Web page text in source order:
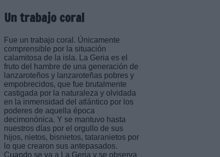
Un trabajo coral
Fue un trabajo coral. Únicamente
comprensible por la situación
calamitosa de la isla. La Geria es el
fruto del hambre de una generación de
lanzaroteños y lanzaroteñas pobres y
empobrecidos, que fue brutalmente
castigada por la naturaleza y olvidada
en la inmensidad del atlántico por los
poderes de aquella época
decimonónica. Y se mantuvo hasta
nuestros días por el orgullo de sus
hijos, nietos, bisnietos, tataranietos por
lo que crearon sus antepasados.
Cuando se va a La Geria y se observa